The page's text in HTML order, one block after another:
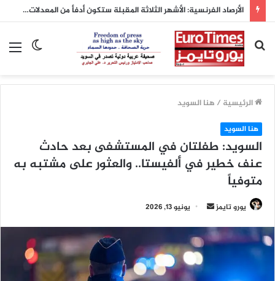
الأرصاد الفرنسية: الأشهر الثلاثة المقبلة ستكون أدفأ من المعدلات الطبيعية
الوضع
بحث
عن
الرئيسية / هنا السويد
هنا السويد
السويد: طفلتان في المستشفى بعد حادث
عنف خطير في ألفيستا.. والعثور على مشتبه به
متوفياً
يورو تايمز
أرسل
إلكترونيا
يونيو 13, 2026